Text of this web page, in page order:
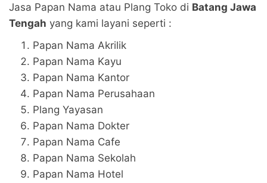
Jasa Papan Nama atau Plang Toko di Batang Jawa
Tengah yang kami layani seperti :
Papan Nama Akrilik
Papan Nama Kayu
Papan Nama Kantor
Papan Nama Perusahaan
Plang Yayasan
Papan Nama Dokter
Papan Nama Cafe
Papan Nama Sekolah
Papan Nama Hotel